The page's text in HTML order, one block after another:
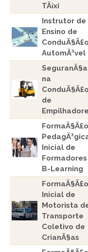
TÃ¡xi
Instrutor de
Ensino de
ConduÃ§Ã£o
AutomÃ³vel
SeguranÃ§a
na
ConduÃ§Ã£o
de
FormaÃ§Ã£o
Inicial de
Formadores
B-Learning
FormaÃ§Ã£o
Inicial de
Motorista
Transporte
Coletivo de
CrianÃ§as